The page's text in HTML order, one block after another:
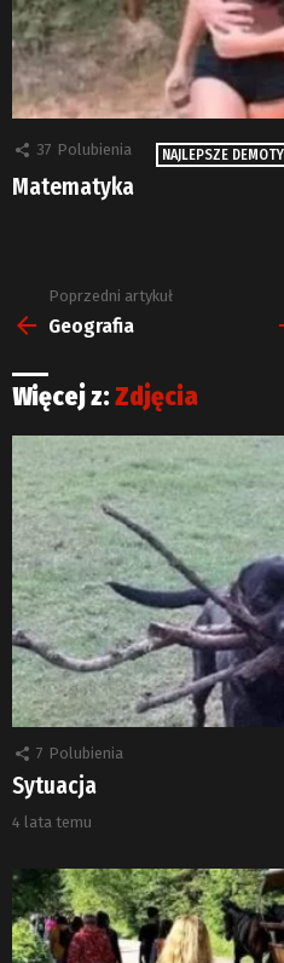
37 Polubienia NAJLEPSZE
Matematyka
Zobacz
więcej
Poprzedni artykuł
Geografia
Więcej z:Zdjęcia
7 Polubienia
Sytuacja
4 lata temu